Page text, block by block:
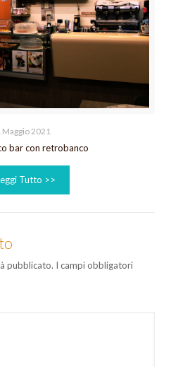
Maggio 2021
bar con retrobanco
Tutto >>
pubblicato. I campi obbligatori